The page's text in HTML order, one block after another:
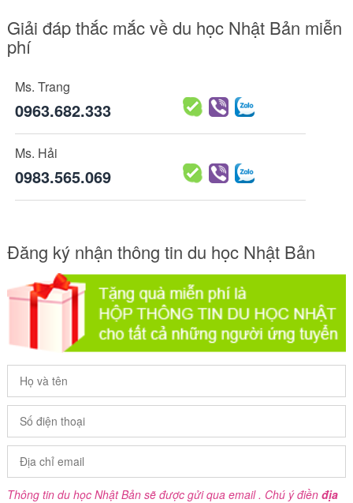
Giải đáp thắc mắc về du học Nhật Bản miễn
phí
Ms. Trang
0963.682.333
Ms. Hải
0983.565.069
Đăng ký nhận thông tin du học Nhật Bản
Thông tin du học Nhật Bản sẽ được gửi qua email . Chú ý điền địa